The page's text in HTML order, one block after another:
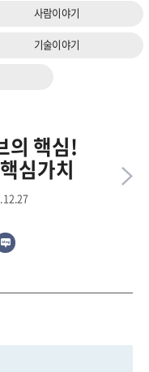
사람이야기
기술이야기
의 핵심!
심가치